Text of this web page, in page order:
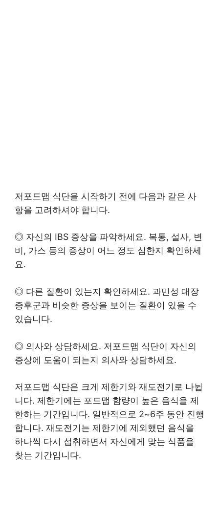
저포드맵 식단을 시작하기 전에 다음과 같은 사
항을 고려하셔야 합니다.
◎ 자신의 IBS 증상을 파악하세요. 복통, 설사, 변
비, 가스 등의 증상이 어느 정도 심한지 확인하세
요.
◎ 다른 질환이 있는지 확인하세요. 과민성 대장
증후군과 비슷한 증상을 보이는 질환이 있을 수
있습니다.
◎ 의사와 상담하세요. 저포드맵 식단이 자신의
증상에 도움이 되는지 의사와 상담하세요.
저포드맵 식단은 크게 제한기와 재도전기로 나뉩
니다. 제한기에는 포드맵 함량이 높은 음식을 제
한하는 기간입니다. 일반적으로 2~6주 동안 진행
합니다. 재도전기는 제한기에 제외했던 음식을
하나씩 다시 섭취하면서 자신에게 맞는 식품을
찾는 기간입니다.